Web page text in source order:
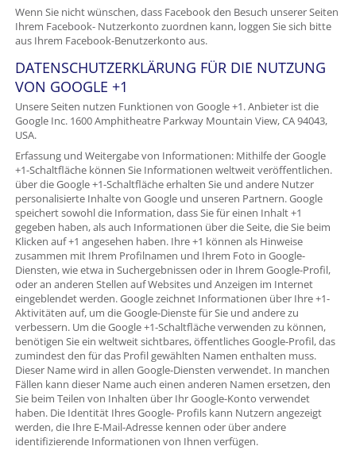
Wenn Sie nicht wünschen, dass Facebook den Besuch unserer Seiten
Ihrem Facebook- Nutzerkonto zuordnen kann, loggen Sie sich bitte
aus Ihrem Facebook-Benutzerkonto aus.
DATENSCHUTZERKLÄRUNG FÜR DIE NUTZUNG
VON GOOGLE +1
Unsere Seiten nutzen Funktionen von Google +1. Anbieter ist die
Google Inc. 1600 Amphitheatre Parkway Mountain View, CA 94043,
USA.
Erfassung und Weitergabe von Informationen: Mithilfe der Google
+1-Schaltfläche können Sie Informationen weltweit veröffentlichen.
über die Google +1-Schaltfläche erhalten Sie und andere Nutzer
personalisierte Inhalte von Google und unseren Partnern. Google
speichert sowohl die Information, dass Sie für einen Inhalt +1
gegeben haben, als auch Informationen über die Seite, die Sie beim
Klicken auf +1 angesehen haben. Ihre +1 können als Hinweise
zusammen mit Ihrem Profilnamen und Ihrem Foto in Google-
Diensten, wie etwa in Suchergebnissen oder in Ihrem Google-Profil,
oder an anderen Stellen auf Websites und Anzeigen im Internet
eingeblendet werden. Google zeichnet Informationen über Ihre +1-
Aktivitäten auf, um die Google-Dienste für Sie und andere zu
verbessern. Um die Google +1-Schaltfläche verwenden zu können,
benötigen Sie ein weltweit sichtbares, öffentliches Google-Profil, das
zumindest den für das Profil gewählten Namen enthalten muss.
Dieser Name wird in allen Google-Diensten verwendet. In manchen
Fällen kann dieser Name auch einen anderen Namen ersetzen, den
Sie beim Teilen von Inhalten über Ihr Google-Konto verwendet
haben. Die Identität Ihres Google- Profils kann Nutzern angezeigt
werden, die Ihre E-Mail-Adresse kennen oder über andere
identifizierende Informationen von Ihnen verfügen.